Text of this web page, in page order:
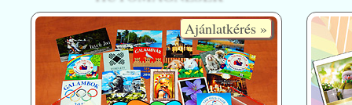
Ajánlatkérés »